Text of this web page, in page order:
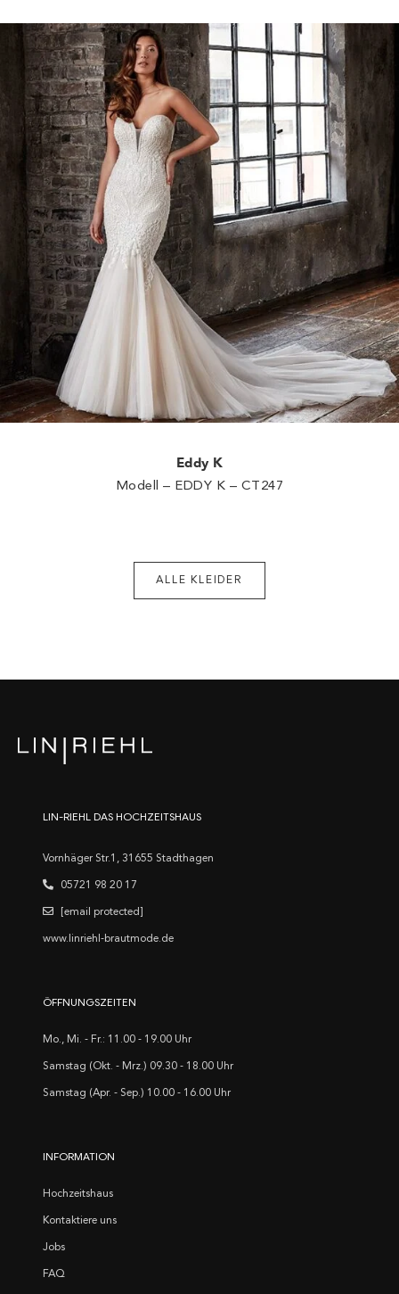
Eddy K
Modell – EDDY K – CT247
ALLE KLEIDER
LIN-RIEHL DAS HOCHZEITSHAUS
Vornhäger Str.1, 31655 Stadthagen
05721 98 20 17
[email protected]
www.linriehl-brautmode.de
ÖFFNUNGSZEITEN
Mo., Mi. - Fr.: 11.00 - 19.00 Uhr
Samstag (Okt. - Mrz.) 09.30 - 18.00 Uhr
Samstag (Apr. - Sep.) 10.00 - 16.00 Uhr
INFORMATION
Hochzeitshaus
Kontaktiere uns
Jobs
FAQ